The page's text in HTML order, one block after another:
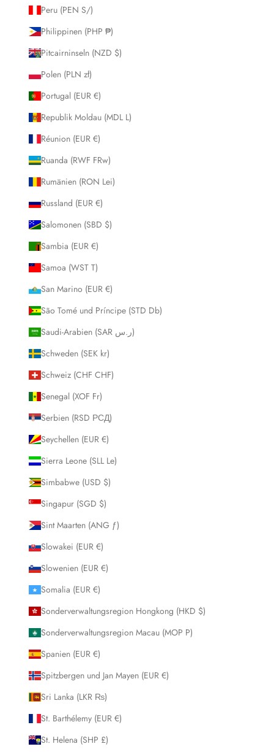
Peru (PEN S/)
Philippinen (PHP ₱)
Pitcairninseln (NZD $)
Polen (PLN zł)
Portugal (EUR €)
Republik Moldau (MDL L)
Réunion (EUR €)
Ruanda (RWF FRw)
Rumänien (RON Lei)
Russland (EUR €)
Salomonen (SBD $)
Sambia (EUR €)
Samoa (WST T)
San Marino (EUR €)
São Tomé und Príncipe (STD Db)
Saudi-Arabien (SAR ر.س)
Schweden (SEK kr)
Schweiz (CHF CHF)
Senegal (XOF Fr)
Serbien (RSD РСД)
Seychellen (EUR €)
Sierra Leone (SLL Le)
Simbabwe (USD $)
Singapur (SGD $)
Sint Maarten (ANG ƒ)
Slowakei (EUR €)
Slowenien (EUR €)
Somalia (EUR €)
Sonderverwaltungsregion Hongkong (HKD $)
Sonderverwaltungsregion Macau (MOP P)
Spanien (EUR €)
Spitzbergen und Jan Mayen (EUR €)
Sri Lanka (LKR ₨)
St. Barthélemy (EUR €)
St. Helena (SHP £)